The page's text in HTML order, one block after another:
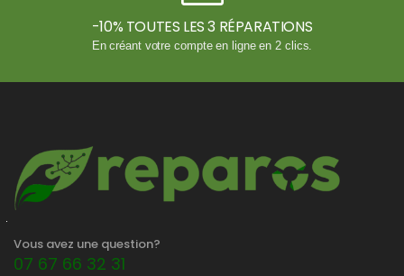
-10% TOUTES LES 3 RÉPARATIONS
En créant votre compte en ligne en 2 clics.
Vous avez une question?
07 67 66 32 31